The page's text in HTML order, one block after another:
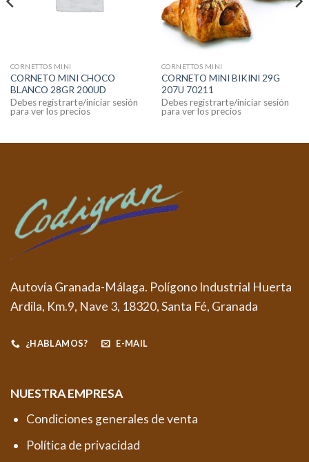
CORNETTOS MINI
CORNETO MINI CHOCO
BLANCO 28GR 200UD
Debes registrarte/iniciar sesión
para ver los precios
CORNETTOS MINI
CORNETO MINI BIKINI 29G
207U 70211
Debes registrarte/iniciar sesión
para ver los precios
Autovía Granada-Málaga. Polígono Industrial Huerta
Ardila, Km.9, Nave 3, 18320, Santa Fé, Granada
¿HABLAMOS? E-MAIL
NUESTRA EMPRESA
Condiciones generales de venta
Política de privacidad